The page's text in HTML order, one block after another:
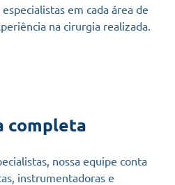
em cada área de
na cirurgia realizada.
completa
nossa equipe conta
instrumentadoras e